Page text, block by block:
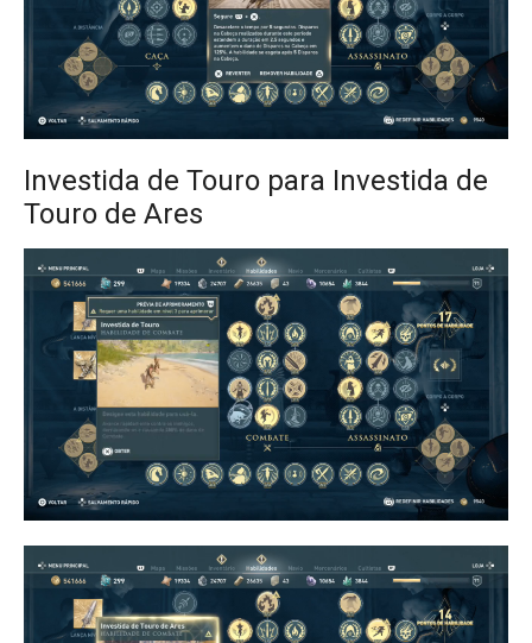
Investida de Touro para Investida de
Touro de Ares